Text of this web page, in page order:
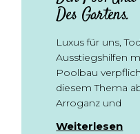
Des Gartens.
Luxus für uns,
Ausstiegshilfen
Poolbau
diesem Thema
Arroganz und
Weiterlesen